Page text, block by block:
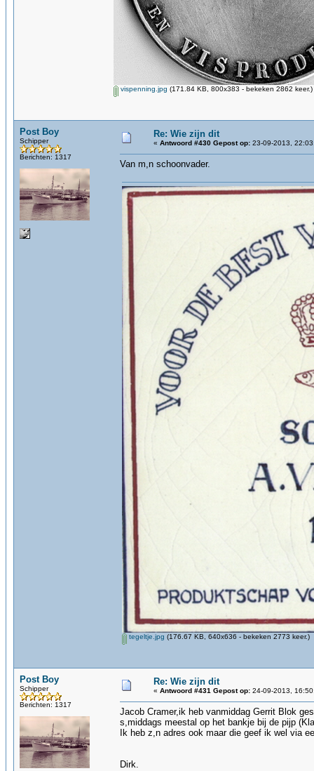
vispenning.jpg (171.84 KB, 800x383 - bekeken 2862 keer.)
Post Boy
Schipper
Berichten: 1317
Re: Wie zijn dit
« Antwoord #430 Gepost op: 23-09-2013,
Van m,n schoonvader.
tegeltje.jpg (176.67 KB, 640x636 - bekeken 2773 keer.)
Post Boy
Schipper
Berichten: 1317
Re: Wie zijn dit
« Antwoord #431 Gepost op: 24-09-2013,
Jacob Cramer,ik heb vanmiddag Gerrit Blok
s,middags meestal op het bankje bij de pijp
Ik heb z,n adres ook maar die geef ik wel via
Dirk.